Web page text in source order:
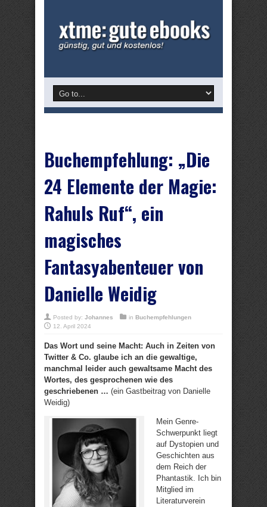
Buchempfehlung: „Die
24 Elemente der Magie:
Rahuls Ruf“, ein
magisches
Fantasyabenteuer von
Danielle Weidig
Posted by: Johannes in Buchempfehlungen
12. April 2024
Das Wort und seine Macht: Auch in Zeiten von
Twitter & Co. glaube ich an die gewaltige,
manchmal leider auch gewaltsame Macht des
Wortes, des gesprochenen wie des
geschriebenen … (ein Gastbeitrag von Danielle
Weidig)
Mein Genre-
Schwerpunkt liegt
auf Dystopien und
Geschichten aus
dem Reich der
Phantastik. Ich bin
Mitglied im
Literaturverein